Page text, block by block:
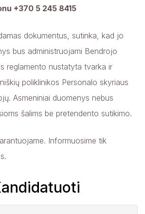
+370 5 245 8415
dokumentus, sutinka, kad jo
bus administruojami Bendrojo
reglamento nustatyta tvarka ir
poliklinikos Personalo skyriaus
Asmeniniai duomenys nebus
šalims be pretendento sutikimo.
Informuosime tik